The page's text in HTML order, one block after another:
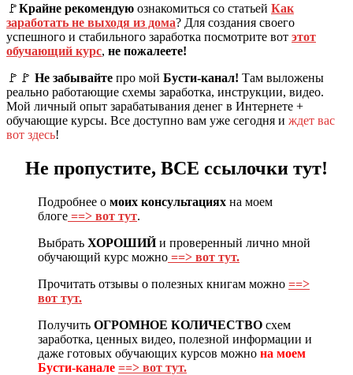
🚩Крайне рекомендую ознакомиться со статьей Как
заработать не выходя из дома? Для создания своего
успешного и стабильного заработка посмотрите вот этот
обучающий курс, не пожалеете!
🚩🚩 Не забывайте про мой Бусти-канал! Там выложены
реально работающие схемы заработка, инструкции, видео.
Мой личный опыт зарабатывания денег в Интернете +
обучающие курсы. Все доступно вам уже сегодня и ждет вас
вот здесь!
Не пропустите, ВСЕ ссылочки тут!
Подробнее о моих консультациях на моем
блоге ==> вот тут.
Выбрать ХОРОШИЙи проверенный лично мной
обучающий курс можно ==> вот тут.
Прочитать отзывы о полезных книгам можно ==>
вот тут.
Получить ОГРОМНОЕ КОЛИЧЕСТВО схем
заработка, ценных видео, полезной информации и
даже готовых обучающих курсов можно на моем
Бусти-канале ==> вот тут.